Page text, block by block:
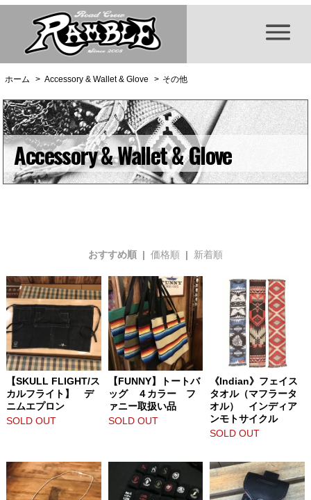
ホーム > Accessory & Wallet & Glove > その他
Accessory & Wallet & Glove
おすすめ順 | 価格順 | 新着順
【SKULL FLIGHT/ス
カルフライト】 デ
ニムエプロン
SOLD OUT
【FUNNY】トートバ
ッグ ４カラー フ
ァニー取扱い品
SOLD OUT
《Indian》フェイス
タオル（マフラータ
オル） インディア
ンモトサイクル
SOLD OUT